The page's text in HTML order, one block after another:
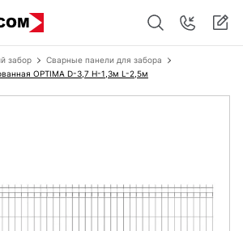
забор
Сварные панели для забора
OPTIMA D-3,7 H-1,3м L-2,5м